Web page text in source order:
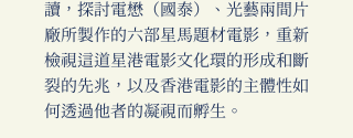
讀，探討電懋（國泰）、光藝兩間片
廠所製作的六部星馬題材電影，重新
檢視這道星港電影文化環的形成和斷
裂的先兆，以及香港電影的主體性如
何透過他者的凝視而孵生。